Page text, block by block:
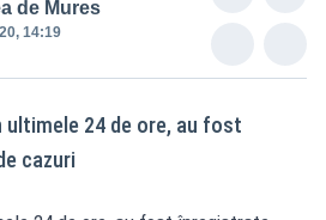
de Mures
14:19
ultimele 24 de ore, au fost
cazuri